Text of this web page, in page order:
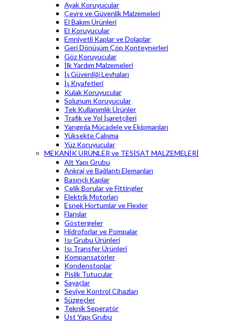
Ayak Koruyucular
Çevre ve Güvenlik Malzemeleri
El Bakım Ürünleri
El Koruyucular
Emniyetli Kaplar ve Dolaplar
Geri Dönüşüm Çöp Konteynerleri
Göz Koruyucular
İlk Yardım Malzemeleri
İş Güvenliği Levhaları
İş Kıyafetleri
Kulak Koruyucular
Solunum Koruyucular
Tek Kullanımlık Ürünler
Trafik ve Yol İşaretçileri
Yangınla Mücadele ve Ekipmanları
Yüksekte Çalışma
Yüz Koruyucular
MEKANİK ÜRÜNLER ve TESİSAT MALZEMELERİ
Alt Yapı Grubu
Ankraj ve Bağlantı Elemanları
Basınçlı Kaplar
Çelik Borular ve Fittingler
Elektrik Motorları
Esnek Hortumlar ve Flexler
Flanşlar
Göstergeler
Hidroforlar ve Pompalar
Isı Grubu Ürünleri
Isı Transfer Ürünleri
Kompansatörler
Kondenstoplar
Pislik Tutucular
Sayaçlar
Seviye Kontrol Cihazları
Süzgeçler
Teknik Seperatör
Üst Yapı Grubu